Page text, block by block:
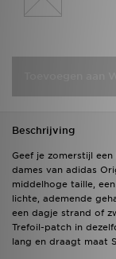
Beschrijving
Geef je zomerstijl
dames van adidas
middelhoge taille,
lichte, ademende
een dagje strand of
Trefoil-patch in
lang en draagt maat